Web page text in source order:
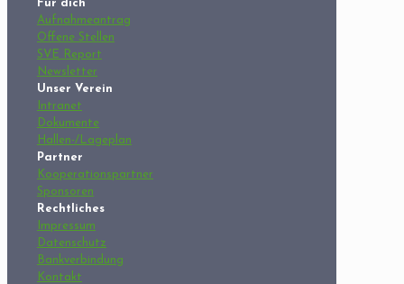
Für dich
Aufnahmeantrag
Offene Stellen
SVE Report
Newsletter
Unser Verein
Intranet
Dokumente
Hallen-/Lageplan
Partner
Kooperationspartner
Sponsoren
Rechtliches
Impressum
Datenschutz
Bankverbindung
Kontakt